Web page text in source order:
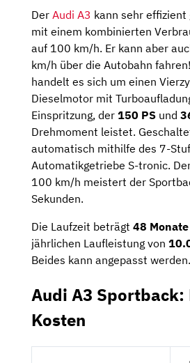
Der Audi A3 kann sehr
mit einem kombinierten
auf 100 km/h. Er kann aber
km/h über die Autobahn
handelt es sich um einen
Dieselmotor mit
Einspritzung, der 150 PS und
Drehmoment leistet.
automatisch mithilfe des 7-
Automatikgetriebe S-tronic.
100 km/h meistert der
Sekunden.
Die Laufzeit beträgt 48 Monate
jährlichen Laufleistung von
Beides kann angepasst werden.
Audi A3 Sportback:
Kosten